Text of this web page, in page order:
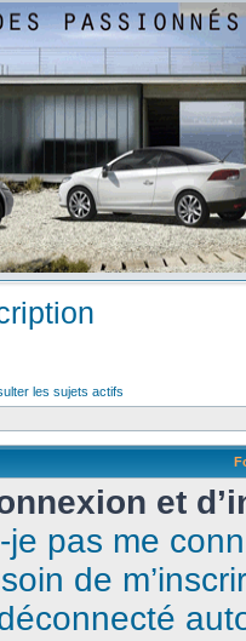
les sujets actifs
et
pas me
de